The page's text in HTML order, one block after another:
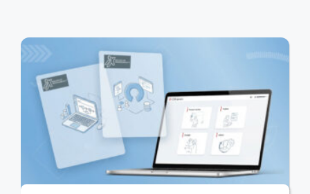
¡Hola! ¿Qué puedo hacer por ti?